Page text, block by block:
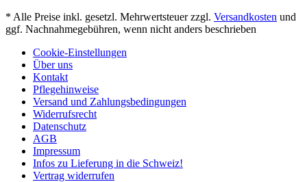
* Alle Preise inkl. gesetzl. Mehrwertsteuer zzgl. Versandkosten und
ggf. Nachnahmegebühren, wenn nicht anders beschrieben
Cookie-Einstellungen
Über uns
Kontakt
Pflegehinweise
Versand und Zahlungsbedingungen
Widerrufsrecht
Datenschutz
AGB
Impressum
Infos zu Lieferung in die Schweiz!
Vertrag widerrufen